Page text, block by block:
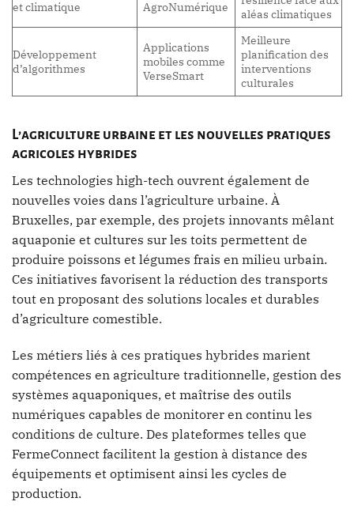
et climatique AgroNumérique
aléas climatiques
Développement
d’algorithmes
Applications
mobiles comme
VerseSmart
Meilleure
planification des
interventions
culturales
L’agriculture urbaine et les nouvelles pratiques
agricoles hybrides
Les technologies high-tech ouvrent également de
nouvelles voies dans l’agriculture urbaine. À
Bruxelles, par exemple, des projets innovants mêlant
aquaponie et cultures sur les toits permettent de
produire poissons et légumes frais en milieu urbain.
Ces initiatives favorisent la réduction des transports
tout en proposant des solutions locales et durables
d’agriculture comestible.
Les métiers liés à ces pratiques hybrides marient
compétences en agriculture traditionnelle, gestion des
systèmes aquaponiques, et maîtrise des outils
numériques capables de monitorer en continu les
conditions de culture. Des plateformes telles que
FermeConnect facilitent la gestion à distance des
équipements et optimisent ainsi les cycles de
production.